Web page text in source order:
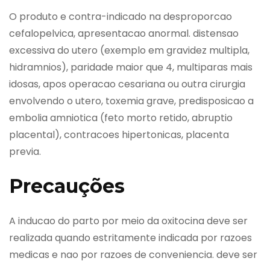
O produto e contra-indicado na desproporcao
cefalopelvica, apresentacao anormal. distensao
excessiva do utero (exemplo em gravidez multipla,
hidramnios), paridade maior que 4, multiparas mais
idosas, apos operacao cesariana ou outra cirurgia
envolvendo o utero, toxemia grave, predisposicao a
embolia amniotica (feto morto retido, abruptio
placental), contracoes hipertonicas, placenta
previa.
Precauções
A inducao do parto por meio da oxitocina deve ser
realizada quando estritamente indicada por razoes
medicas e nao por razoes de conveniencia. deve ser